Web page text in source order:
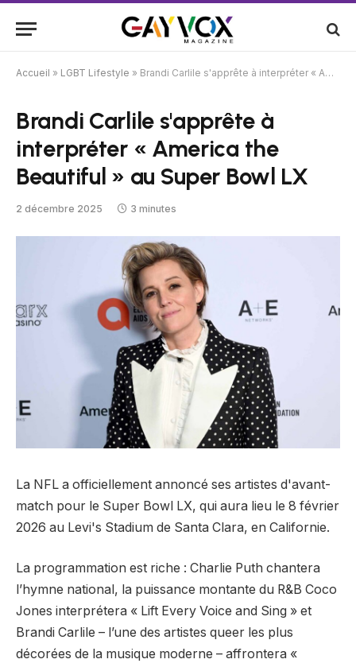
Accueil » LGBT Lifestyle » Brandi Carlile s'apprête à interpréter « America the Beautiful » au Super Bowl LX
Brandi Carlile s'apprête à
interpréter « America the
Beautiful » au Super Bowl LX
2 décembre 2025 3 minutes
La NFL a officiellement annoncé ses artistes d'avant-
match pour le Super Bowl LX, qui aura lieu le 8 février
2026 au Levi's Stadium de Santa Clara, en Californie.
La programmation est riche : Charlie Puth chantera
l’hymne national, la puissance montante du R&B Coco
Jones interprétera « Lift Every Voice and Sing » et
Brandi Carlile – l’une des artistes queer les plus
décorées de la musique moderne – affrontera «